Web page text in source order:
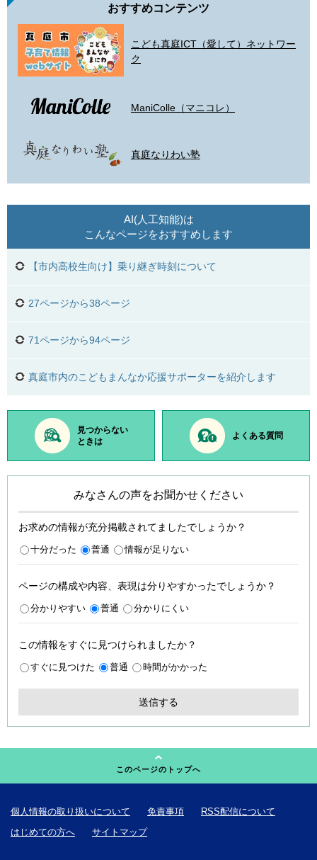
おすすめコンテンツ
こども真庭ICT（愛して）ネットワー
ク
ManiColle（マニコレ）
真庭なりわい塾
AI(人工知能)は
こんなページをおすすめします
【市内高校生向け】乗り継ぎ時刻について
27ページから38ページ
71ページから94ページ
真庭市内のこどもまんなか応援サポーターを紹介します
見つからない
ときは
よくある質問
みなさんの声をお聞かせください
お求めの情報が充分掲載されてましたでしょうか？
十分だった 普通 情報が足りない
ページの構成や内容、表現は分りやすかったでしょうか？
分かりやすい 普通 分かりにくい
この情報をすぐに見つけられましたか？
すぐに見つけた 普通 時間がかかった
このページのトップへ
個人情報の取り扱いについて 免責事項
RSS配信について
はじめての方へ
サイトマップ